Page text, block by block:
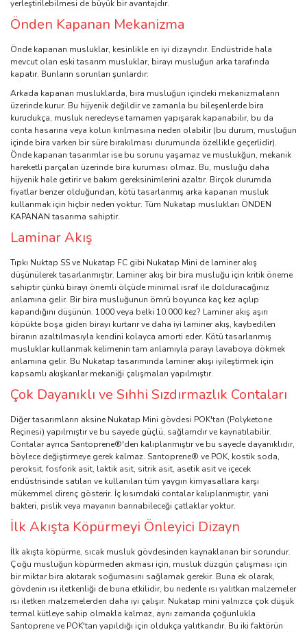
yerleştirilebilmesi de büyük bir avantajdır.
Önden Kapanan Mekanizma
Önde kapanan musluklar, kesinlikle en iyi dizayndır. Endüstride hala
mevcut olan eski tasarım musluklar, birayı musluğun arka tarafında
kapatır. Bunların sorunları şunlardır:
Arkada kapanan musluklarda, bira musluğun içindeki mekanizmaların
üzerinde kurur. Bu hijyenik değildir ve zamanla bu bileşenlerde bira
kurudukça, musluk neredeyse tamamen yapışarak kapanabilir, bu da
conta hasarına veya kolun kırılmasına neden olabilir (bu durum, musluğun
içinde bira varken bir süre bırakılması durumunda özellikle geçerlidir).
Önde kapanan tasarımlar ise bu sorunu yaşamaz ve muslukğun, mekanik
hareketli parçaları üzerinde bira kuruması olmaz. Bu, musluğu daha
hijyenik hale getirir ve bakım gereksinimlerini azaltır. Birçok durumda
fiyatlar benzer olduğundan, kötü tasarlanmış arka kapanan musluk
kullanmak için hiçbir neden yoktur. Tüm Nukatap muslukları ÖNDEN
KAPANAN tasarıma sahiptir.
Laminar Akış
Tıpkı Nuktap SS ve Nukatap FC gibi Nukatap Mini de laminer akış
düşünülerek tasarlanmıştır. Laminer akış bir bira musluğu için kritik öneme
sahiptir çünkü birayı önemli ölçüde minimal israf ile dolduracağınız
anlamına gelir. Bir bira musluğunun ömrü boyunca kaç kez açılıp
kapandığını düşünün. 1000 veya belki 10.000 kez? Laminer akış aşırı
köpükte boşa giden birayı kurtarır ve daha iyi laminer akış, kaybedilen
biranın azaltılmasıyla kendini kolayca amorti eder. Kötü tasarlanmış
musluklar kullanmak kelimenin tam anlamıyla parayı lavaboya dökmek
anlamına gelir. Bu Nukatap tasarımında laminer akışı iyileştirmek için
kapsamlı akışkanlar mekaniği çalışmaları yapılmıştır.
Çok Dayanıklı ve Sıhhi Sızdırmazlık Contaları
Diğer tasarımların aksine Nukatap Mini gövdesi POK'tan (Polyketone
Reçinesi) yapılmıştır ve bu sayede güçlü, sağlamdır ve kaynatılabilir.
Contalar ayrıca Santoprene®'den kalıplanmıştır ve bu sayede dayanıklıdır,
böylece değiştirmeye gerek kalmaz. Santoprene® ve POK, kostik soda,
peroksit, fosforik asit, laktik asit, sitrik asit, asetik asit ve içecek
endüstrisinde satılan ve kullanılan tüm yaygın kimyasallara karşı
mükemmel direnç gösterir. İç kısımdaki contalar kalıplanmıştır, yani
bakteri, pislik veya mayanın barınabileceği çatlaklar yoktur.
İlk Akışta Köpürmeyi Önleyici Dizayn
İlk akışta köpürme, sıcak musluk gövdesinden kaynaklanan bir sorundur.
Çoğu musluğun köpürmeden akması için, musluk düzgün çalışması için
bir miktar bira akıtarak soğumasını sağlamak gerekir. Buna ek olarak,
gövdenin ısı iletkenliği de buna etkilidir, bu nedenle ısı yalıtkan malzemeler
ısı iletken malzemelerden daha iyi çalışır. Nukatap mini yalnızca çok düşük
termal kütleye sahip olmakla kalmaz, aynı zamanda çoğunlukla
Santoprene ve POK'tan yapıldığı için oldukça yalıtkandır. Bu iki faktörün